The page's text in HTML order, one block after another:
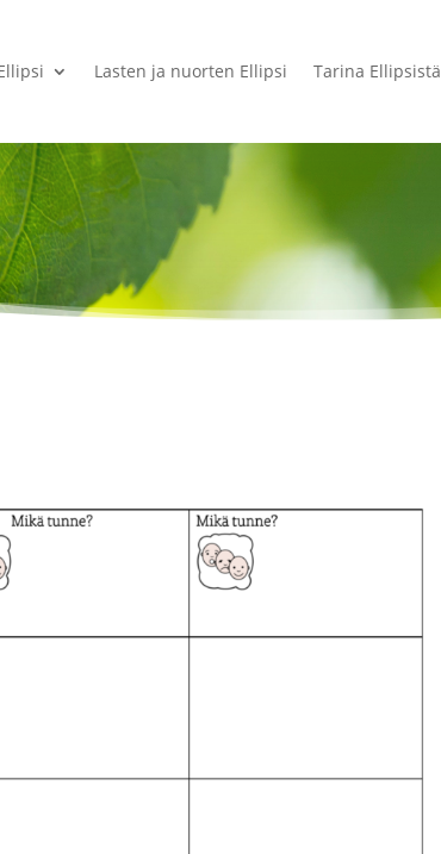
Lasten ja nuorten Ellipsi Tarina Ellipsistä